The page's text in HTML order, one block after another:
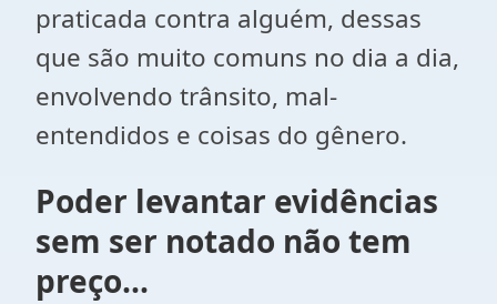
praticada contra alguém, dessas
que são muito comuns no dia a dia,
envolvendo trânsito, mal-
entendidos e coisas do gênero.
Poder levantar evidências
sem ser notado não tem
preço...